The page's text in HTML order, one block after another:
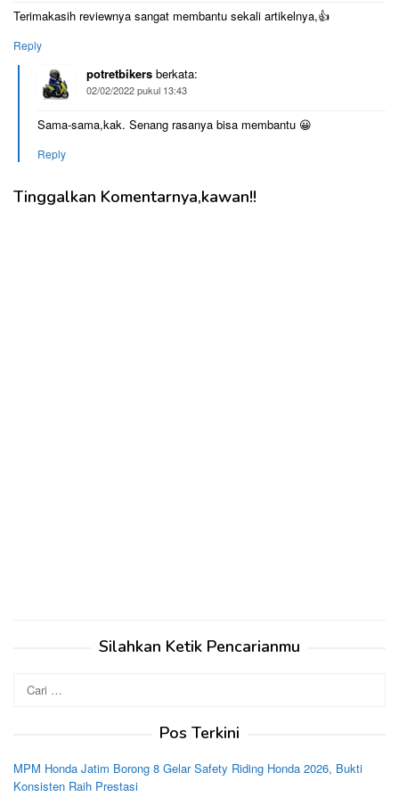
Terimakasih reviewnya sangat membantu sekali artikelnya,👍
Reply
potretbikers berkata:
02/02/2022 pukul 13:43
Sama-sama,kak. Senang rasanya bisa membantu 😀
Reply
Tinggalkan Komentarnya,kawan!!
Silahkan Ketik Pencarianmu
untuk:
Pos Terkini
MPM Honda Jatim Borong 8 Gelar Safety Riding Honda 2026, Bukti
Konsisten Raih Prestasi